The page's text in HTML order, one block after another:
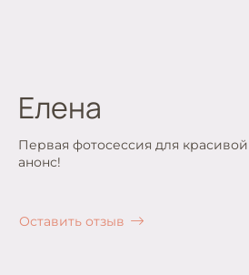
Елена
Первая фотосессия для
анонс!
Оставить отзыв